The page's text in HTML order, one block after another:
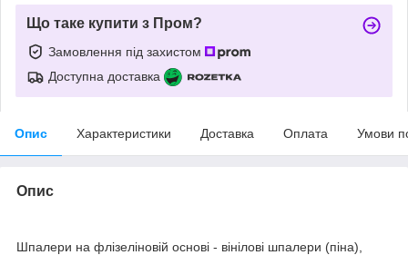
Що таке купити з Пром?
Замовлення під захистом
Доступна доставка
Опис Характеристики Доставка Оплата Умови
Опис
Шпалери на флізеліновій основі - вінілові шпалери (піна),